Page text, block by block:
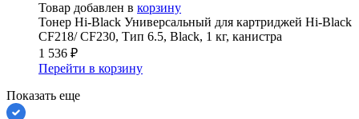
Товар добавлен в корзину
Тонер Hi-Black Универсальный для картриджей Hi-Black
CF218/ CF230, Тип 6.5, Black, 1 кг, канистра
1 536 ₽
Перейти в корзину
Показать еще